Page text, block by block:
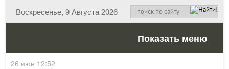
Воскресенье, 9 Августа 2026
Показать меню
26 июн 12:52